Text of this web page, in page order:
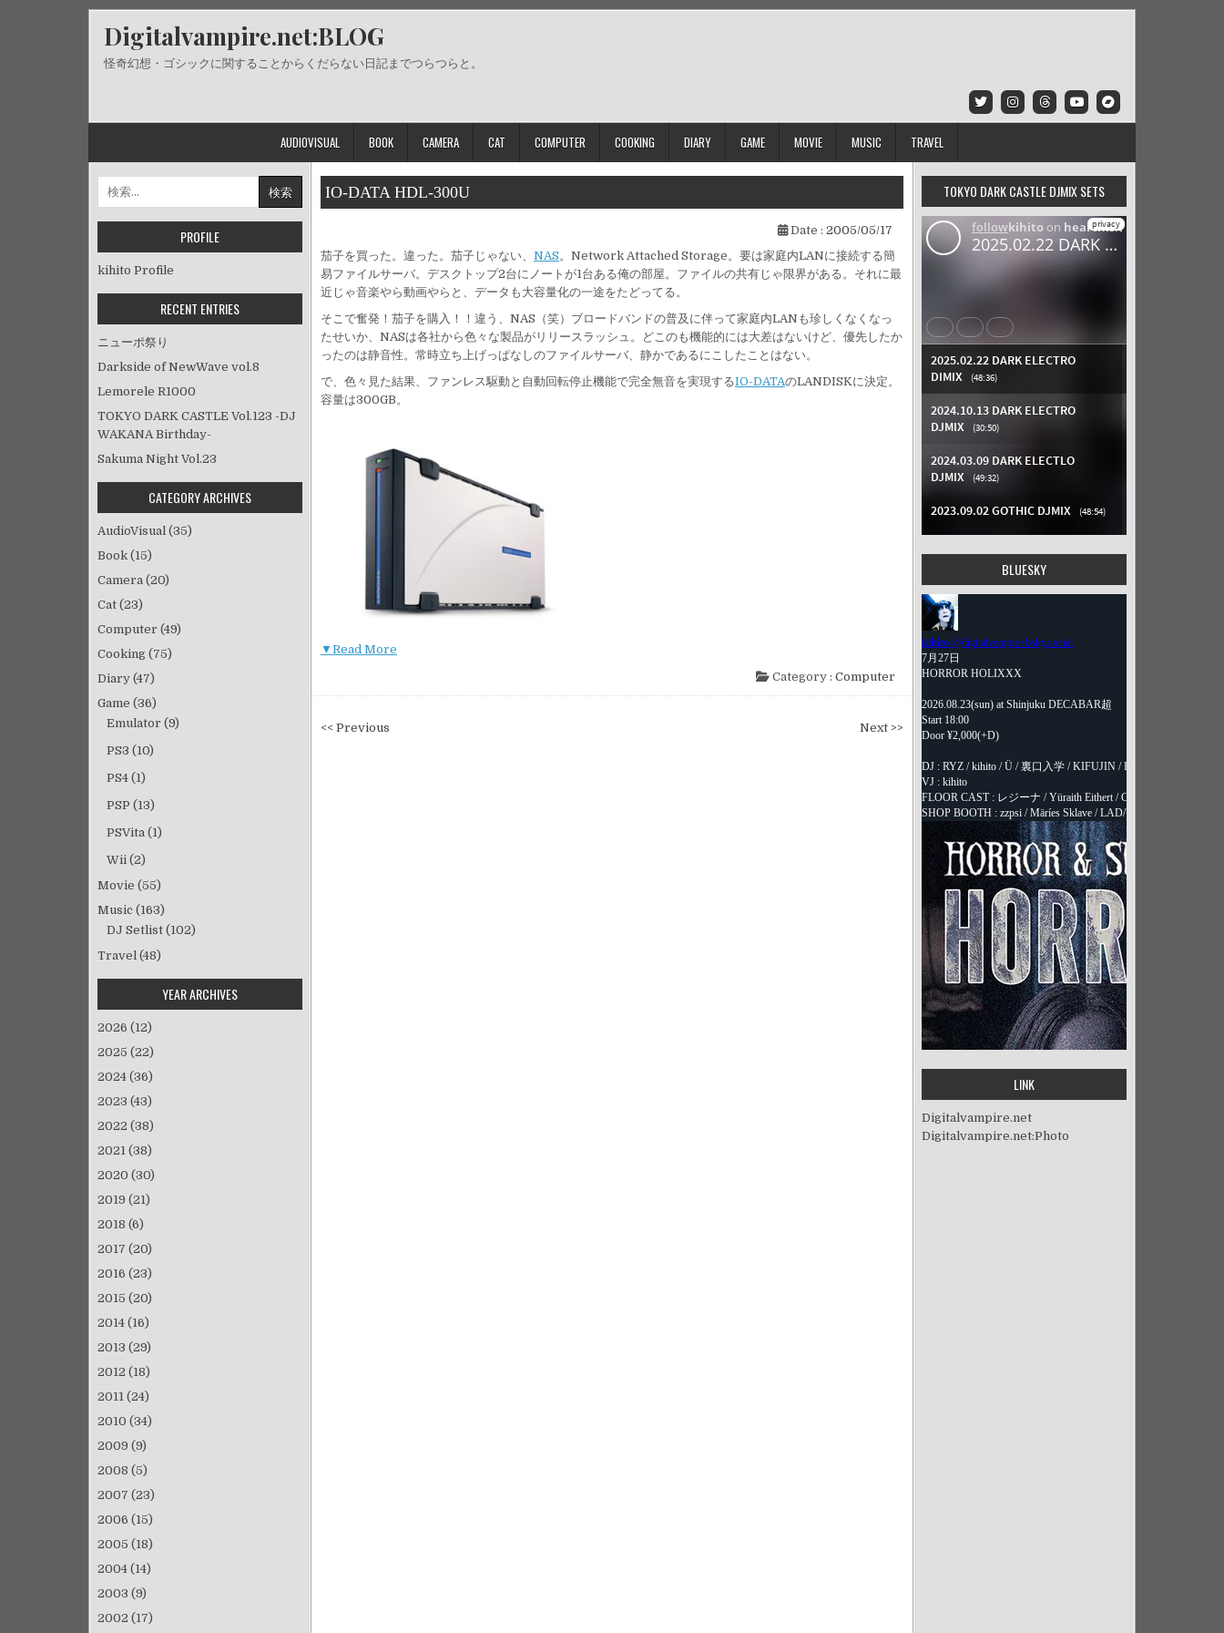
Digitalvampire.net:BLOG
怪奇幻想・ゴシックに関することからくだらない日記までつらつらと。
AUDIOVISUAL BOOK CAMERA CAT COMPUTER COOKING DIARY GAME MOVIE MUSIC TRAVEL
IO-DATA HDL-300U
Date : 2005/05/17
茄子を買った。違った。茄子じゃない、 NAS。Network Attached Storage。要は家庭内LANに接続する簡
易ファイルサーバ。デスクトップ2台にノートが1台ある俺の部屋。ファイルの共有じゃ限界がある。それに最
近じゃ音楽やら動画やらと、データも大容量化の一途をたどってる。
そこで奮発！茄子を購入！！違う、NAS（笑）ブロードバンドの普及に伴って家庭内LANも珍しくなくなっ
たせいか、NASは各社から色々な製品がリリースラッシュ。どこのも機能的には大差はないけど、優先したか
ったのは静音性。常時立ち上げっぱなしのファイルサーバ、静かであるにこしたことはない。
で、色々見た結果、ファンレス駆動と自動回転停止機能で完全無音を実現するIO-DATAのLANDISKに決定。
容量は300GB。
▼Read More
Category : Computer
投
<< Previous Next >>
索:
PROFILE
kihito Profile
RECENT ENTRIES
ニューポ祭り
Darkside of NewWave vol.8
Lemorele R1000
TOKYO DARK CASTLE Vol.123 -DJ
WAKANA Birthday-
Sakuma Night Vol.23
CATEGORY ARCHIVES
AudioVisual (35)
Book (15)
Camera (20)
Cat (23)
Computer (49)
Cooking (75)
Diary (47)
Game (36)
Emulator (9)
PS3 (10)
PS4 (1)
PSP (13)
PSVita (1)
Wii (2)
Movie (55)
Music (163)
DJ Setlist (102)
Travel (48)
YEAR ARCHIVES
2026 (12)
2025 (22)
2024 (36)
2023 (43)
2022 (38)
2021 (38)
2020 (30)
2019 (21)
2018 (6)
2017 (20)
2016 (23)
2015 (20)
2014 (16)
2013 (29)
2012 (18)
2011 (24)
2010 (34)
2009 (9)
2008 (5)
2007 (23)
2006 (15)
2005 (18)
2004 (14)
2003 (9)
2002 (17)
TOKYO DARK CASTLE DJMIX SETS
BLUESKY
LINK
Digitalvampire.net
Digitalvampire.net:Photo